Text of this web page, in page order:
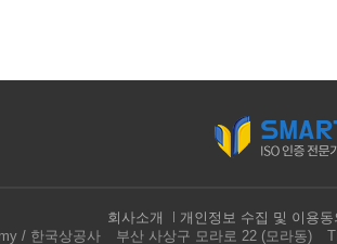
회사소개 개인정보 수집 및 이용동
/ 한국상공사
부산 사상구 모라로 22 (모라동)